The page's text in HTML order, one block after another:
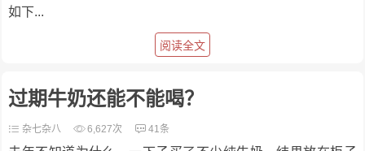
如下...
阅读全文
过期牛奶还能不能喝？
杂七杂八 6,627次 41条